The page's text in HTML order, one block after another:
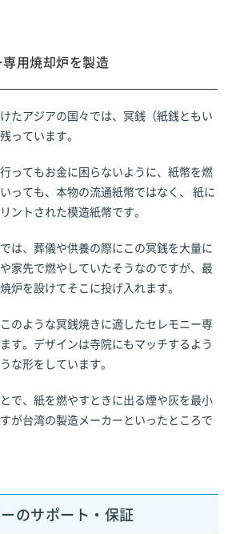
用焼却炉を製造
たアジアの国々では、冥銭（紙銭ともい
っています。
ってもお金に困らないように、紙幣を燃
っても、本物の流通紙幣ではなく、 紙に
ントされた模造紙幣です。
は、葬儀や供養の際にこの冥銭を大量に
家先で燃やしていたそうなのですが、最
炉を設けてそこに投げ入れます。
のような冥銭焼きに適したセレモニー専
す。デザインは寺院にもマッチするよう
な形をしています。
で、紙を燃やすときに出る煙や灰を最小
が台湾の製造メーカーといったところで
のサポート・保証